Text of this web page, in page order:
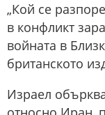
„Кой се
в конфликт
войната в
британското
Израел